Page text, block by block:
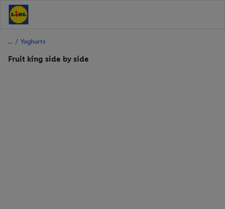
/ Yoghurts
Fruit king side by side